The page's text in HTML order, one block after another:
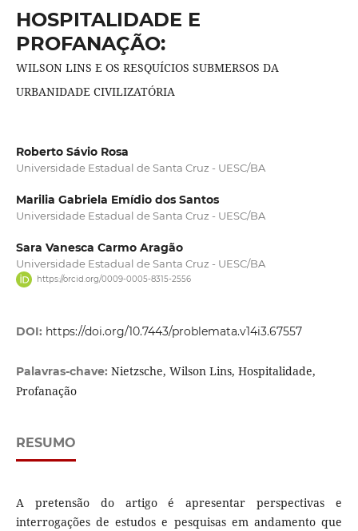
HOSPITALIDADE E
PROFANAÇÃO:
WILSON LINS E OS RESQUÍCIOS SUBMERSOS DA
URBANIDADE CIVILIZATÓRIA
Roberto Sávio Rosa
Universidade Estadual de Santa Cruz - UESC/BA
Marilia Gabriela Emídio dos Santos
Universidade Estadual de Santa Cruz - UESC/BA
Sara Vanesca Carmo Aragão
Universidade Estadual de Santa Cruz - UESC/BA
https://orcid.org/0009-0005-8315-2556
DOI: https://doi.org/10.7443/problemata.v14i3.67557
Palavras-chave: Nietzsche, Wilson Lins, Hospitalidade,
Profanação
RESUMO
A pretensão do artigo é apresentar perspectivas e
interrogações de estudos e pesquisas em andamento que